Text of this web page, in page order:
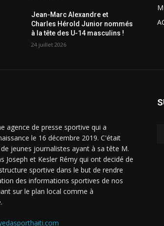
Jean-Marc Alexandre et
Charles Hérold Junior nommés
à la tête des U-14 masculins !
24 juillet 2026
agence de presse sportive qui a
le 16 décembre 2019. C'était
jeunes journalistes ayant à sa tête M.
Joseph et Kesler Rémy qui ont decidé de
sportive dans le but de rendre
des informations sportives de nos
sur le plan local comme à